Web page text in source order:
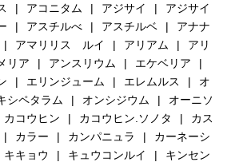
アコニタム アジサイ
アジサイ
アスチルべ アスチルベ
アナナ
アマリリス ルイ アリアム
アリ
リア アンスリウム
エケベリア
エリンジューム エレムルス
オ
シペタラム オンシジウム
オーニソ
カコウヒン カコウヒン.ソノタ
カス
カラー カンパニュラ
カーネーシ
キキョウ キュウコンルイ
キンセン